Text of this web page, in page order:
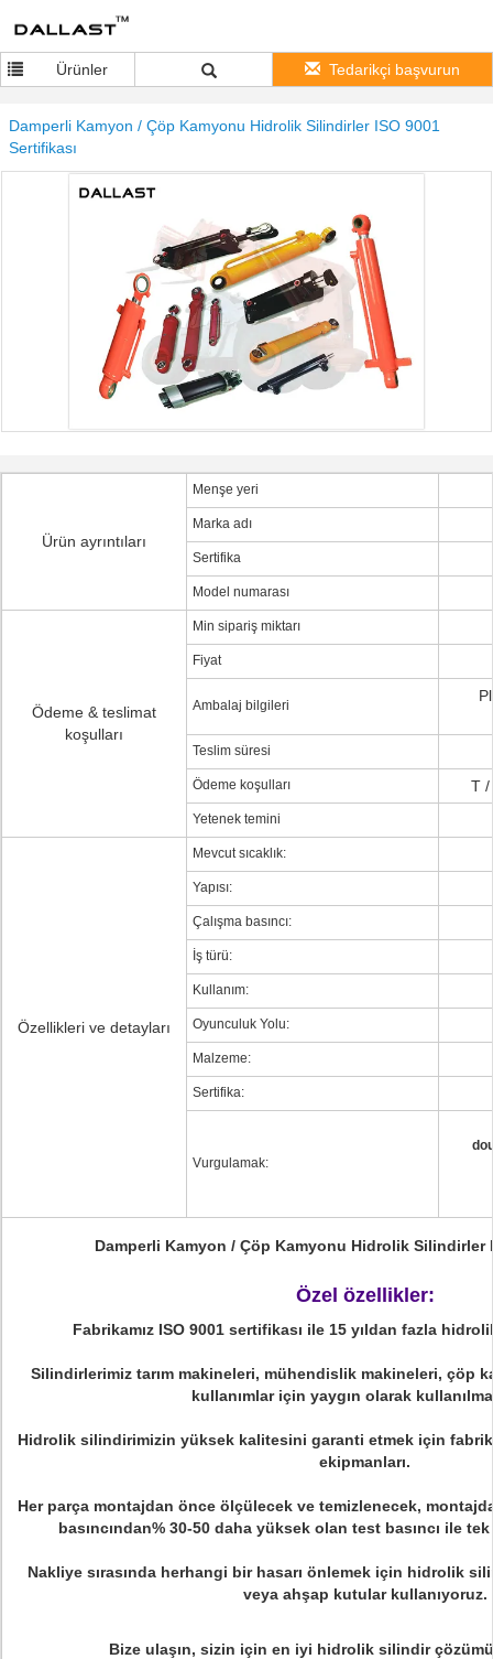
Ürünler Tedarikçi başvurun
Damperli Kamyon / Çöp Kamyonu Hidrolik Silindirler ISO 9001
Sertifikası
Ürün ayrıntıları
Menşe yeri
Marka adı
Sertifika
Model numarası
Ödeme & teslimat
koşulları
Min sipariş miktarı
Fiyat
Ambalaj bilgileri
Teslim süresi
Ödeme koşulları T /
Yetenek temini
Özellikleri ve detayları
Mevcut sıcaklık:
Yapısı:
Çalışma basıncı:
İş türü:
Kullanım:
Oyunculuk Yolu:
Malzeme:
Sertifika:
Vurgulamak:
Damperli Kamyon / Çöp Kamyonu Hidrolik Silindirler
Özel özellikler:
Fabrikamız ISO 9001 sertifikası ile 15 yıldan fazla
Silindirlerimiz tarım makineleri, mühendislik makineleri, çöp
kullanımlar için yaygın olarak
Hidrolik silindirimizin yüksek kalitesini garanti etmek için
ekipmanları.
Her parça montajdan önce ölçülecek ve temizlenecek,
basıncından% 30-50 daha yüksek olan test basıncı ile
Nakliye sırasında herhangi bir hasarı önlemek için hidrolik
veya ahşap kutular kullanıyoruz.
Bize ulaşın, sizin için en iyi hidrolik silindir